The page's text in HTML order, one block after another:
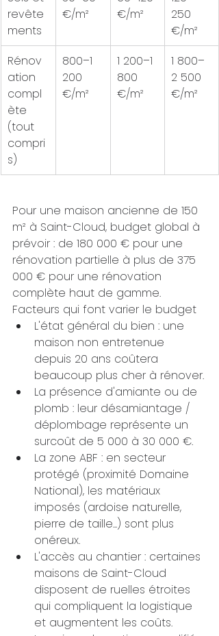
revête
ments
€/m²
€/m²
250
€/m²
Rénov
ation
compl
ète
(tout
compri
s)
800–1
200
€/m²
1 200–1
800
€/m²
1 800–
2 500
€/m²
Pour une maison ancienne de 150
m² à Saint-Cloud, budget global à
prévoir : de 180 000 € pour une
rénovation partielle à plus de 375
000 € pour une rénovation
complète haut de gamme.
Facteurs qui font varier le budget
L'état général du bien : une
maison non entretenue
depuis 20 ans coûtera
beaucoup plus cher à rénover.
La présence d'amiante ou de
plomb : leur désamiantage /
déplombage représente un
surcoût de 5 000 à 30 000 €.
La zone ABF : en secteur
protégé (proximité Domaine
National), les matériaux
imposés (ardoise naturelle,
pierre de taille...) sont plus
onéreux.
L'accès au chantier : certaines
maisons de Saint-Cloud
disposent de ruelles étroites
qui compliquent la logistique
et augmentent les coûts.